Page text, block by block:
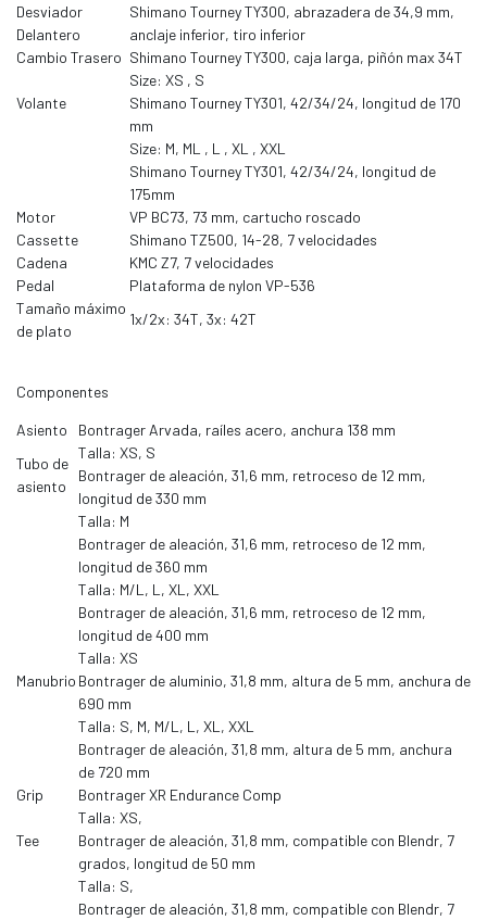
Desviador
Delantero
Shimano Tourney TY300, abrazadera de 34,9 mm,
anclaje inferior, tiro inferior
Cambio Trasero Shimano Tourney TY300, caja larga, piñón max 34T
Volante
Size: XS , S
Shimano Tourney TY301, 42/34/24, longitud de 170
mm
Size: M, ML , L , XL , XXL
Shimano Tourney TY301, 42/34/24, longitud de
175mm
Motor
VP BC73, 73 mm, cartucho roscado
Cassette
Shimano TZ500, 14-28, 7 velocidades
Cadena
KMC Z7, 7 velocidades
Pedal
Plataforma de nylon VP-536
Tamaño máximo
de plato
1x/2x: 34T, 3x: 42T
Componentes
Asiento
Bontrager Arvada, raíles acero, anchura 138 mm
Tubo de
asiento
Talla: XS, S
Bontrager de aleación, 31,6 mm, retroceso de 12 mm,
longitud de 330 mm
Talla: M
Bontrager de aleación, 31,6 mm, retroceso de 12 mm,
longitud de 360 mm
Talla: M/L, L, XL, XXL
Bontrager de aleación, 31,6 mm, retroceso de 12 mm,
longitud de 400 mm
Manubrio
Talla: XS
Bontrager de aluminio, 31,8 mm, altura de 5 mm, anchura de
690 mm
Talla: S, M, M/L, L, XL, XXL
Bontrager de aleación, 31,8 mm, altura de 5 mm, anchura
de 720 mm
Grip
Bontrager XR Endurance Comp
Tee
Talla: XS,
Bontrager de aleación, 31,8 mm, compatible con Blendr, 7
grados, longitud de 50 mm
Talla: S,
Bontrager de aleación, 31,8 mm, compatible con Blendr, 7